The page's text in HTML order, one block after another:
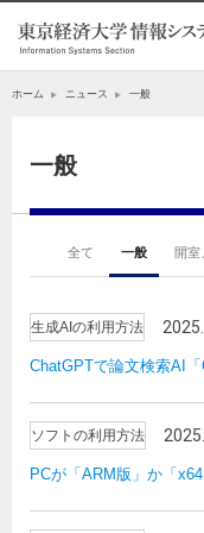
ホーム ニュース 一般
一般
全て 一般 開室
生成AIの利用方法
ChatGPTで論文検索AI
ソフトの利用方法
PCが「ARM版」か「